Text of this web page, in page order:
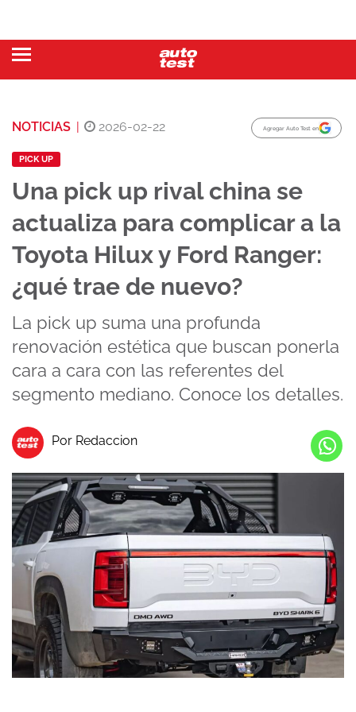
NOTICIAS | 2026-02-22 Agregar Auto Test en
PICK UP
Una pick up rival china se
actualiza para complicar a la
Toyota Hilux y Ford Ranger:
¿qué trae de nuevo?
La pick up suma una profunda
renovación estética que buscan ponerla
cara a cara con las referentes del
segmento mediano. Conoce los detalles.
Por Redaccion